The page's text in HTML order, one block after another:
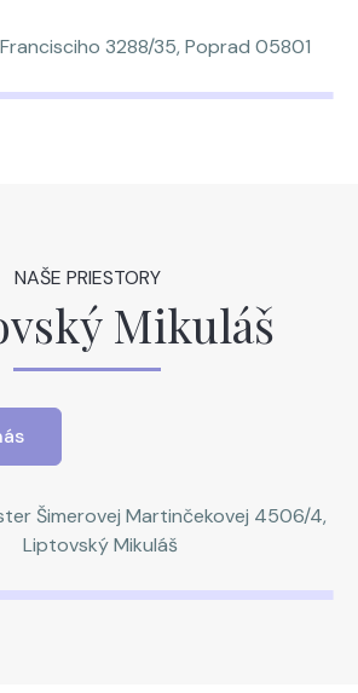
Francisciho 3288/35, Poprad 05801
NAŠE PRIESTORY
Mikuláš
Šimerovej Martinčekovej 4506/4,
Liptovský Mikuláš